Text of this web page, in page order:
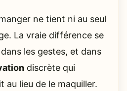
ne tient ni au seul
La vraie différence se
les gestes, et dans
discrète qui
au lieu de le maquiller.